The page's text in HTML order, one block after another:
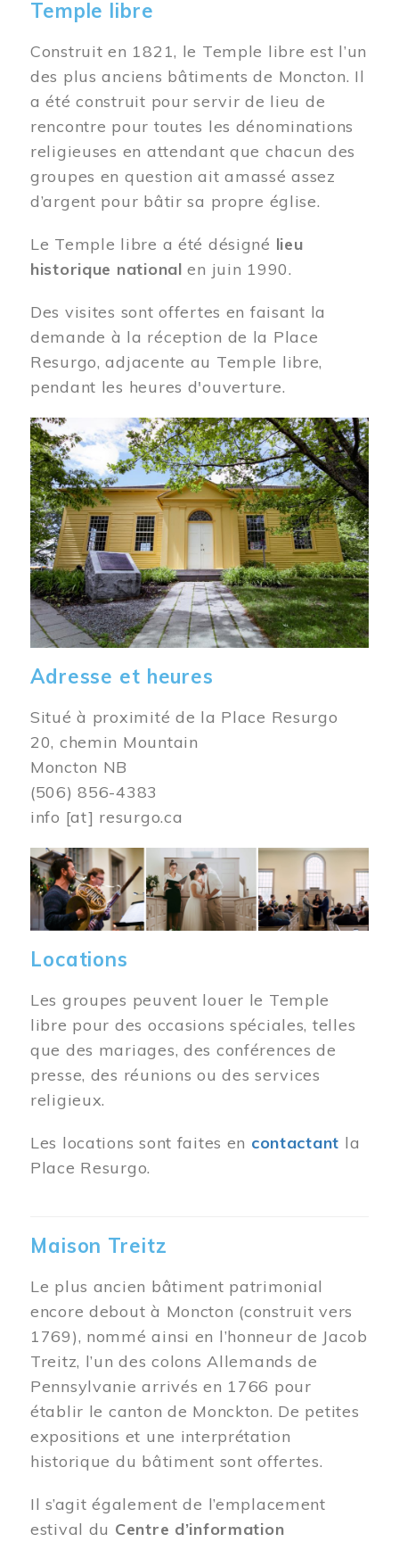
Temple libre
Construit en 1821, le Temple libre est l’un
des plus anciens bâtiments de Moncton. Il
a été construit pour servir de lieu de
rencontre pour toutes les dénominations
religieuses en attendant que chacun des
groupes en question ait amassé assez
d’argent pour bâtir sa propre église.
Le Temple libre a été désigné lieu
historique national en juin 1990.
Des visites sont offertes en faisant la
demande à la réception de la Place
Resurgo, adjacente au Temple libre,
pendant les heures d'ouverture.
Image
Adresse et heures
Situé à proximité de la Place Resurgo
20, chemin Mountain
Moncton NB
(506) 856-4383
info [at] resurgo.ca
Image
Locations
Les groupes peuvent louer le Temple
libre pour des occasions spéciales, telles
que des mariages, des conférences de
presse, des réunions ou des services
religieux.
Les locations sont faites en contactant la
Place Resurgo.
Maison Treitz
Le plus ancien bâtiment patrimonial
encore debout à Moncton (construit vers
1769), nommé ainsi en l’honneur de Jacob
Treitz, l’un des colons Allemands de
Pennsylvanie arrivés en 1766 pour
établir le canton de Monckton. De petites
expositions et une interprétation
historique du bâtiment sont offertes.
Il s’agit également de l’emplacement
estival du Centre d’information